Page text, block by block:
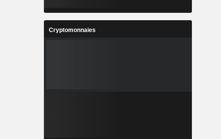
Cryptomonnaies